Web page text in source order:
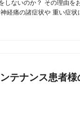
しないのか？ その理由を
経痛の諸症状や 重い症状
テナンス患者様